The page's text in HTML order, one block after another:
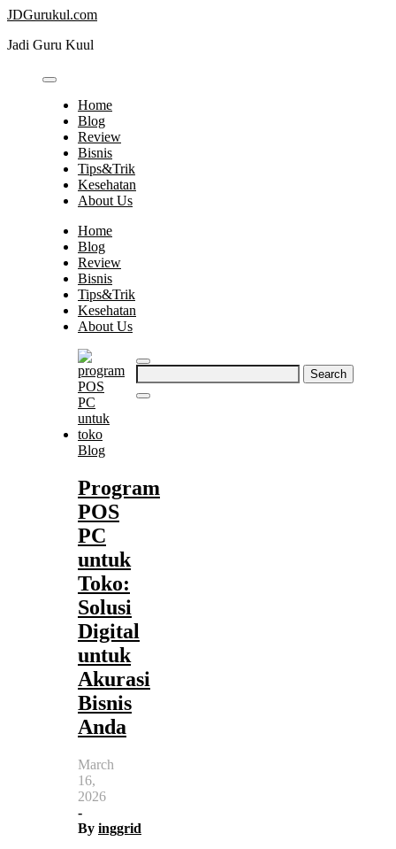
Skip
content
JDGurukul.com
Jadi Guru Kuul
Home
Blog
Review
Bisnis
Tips&Trik
Kesehatan
About Us
Home
Blog
Review
Bisnis
Tips&Trik
Kesehatan
About Us
Search
for:
Blog
Program
POS
PC
untuk
Toko:
Solusi
Digital
untuk
Akurasi
Bisnis
Anda
March
16,
2026
-
By inggrid